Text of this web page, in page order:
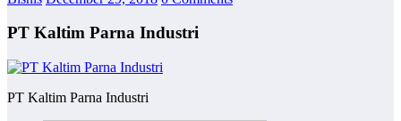
PT Kaltim Parna Industri
PT Kaltim Parna Industri